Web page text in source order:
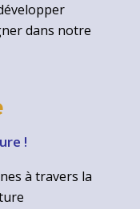
dans notre
!
à travers la